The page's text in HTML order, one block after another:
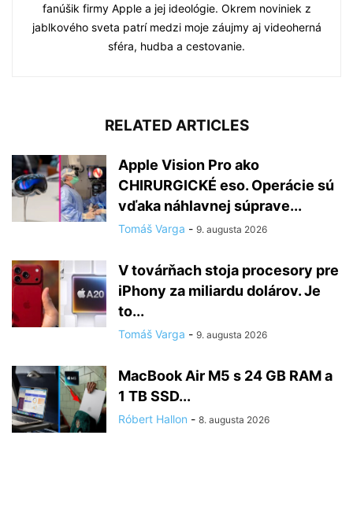
fanúšik firmy Apple a jej ideológie. Okrem noviniek z
jablkového sveta patrí medzi moje záujmy aj videoherná
sféra, hudba a cestovanie.
RELATED ARTICLES
Apple Vision Pro ako
CHIRURGICKÉ eso. Operácie sú
vďaka náhlavnej súprave...
Tomáš Varga - 9. augusta 2026
V továrňach stoja procesory pre
iPhony za miliardu dolárov. Je
to...
Tomáš Varga - 9. augusta 2026
MacBook Air M5 s 24 GB RAM a
1 TB SSD...
Róbert Hallon - 8. augusta 2026